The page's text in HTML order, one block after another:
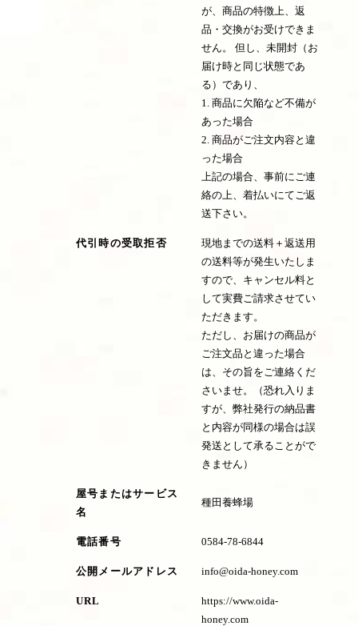
が、商品の特徴上、返
品・交換がお受けできま
せん。 但し、未開封（お
届け時と同じ状態であ
る）であり、
1. 商品に欠陥など不備が
あった場合
2. 商品がご注文内容と違
った場合
上記の場合、事前にご連
絡の上、着払いにてご返
送下さい。
代引時の受取拒否
現地までの送料＋返送用
の送料等が発生いたしま
すので、キャンセル料と
して実費ご請求させてい
ただきます。
ただし、お届けの商品が
ご注文品と違った場合
は、その旨をご連絡くだ
さいませ。（恐れ入りま
すが、弊社発行の納品書
と内容が同様の場合は誤
発送として承ることがで
きません）
屋号またはサービス
名
種田養蜂場
電話番号 0584-78-6844
公開メールアドレス info@oida-honey.com
URL
https://www.oida-
honey.com